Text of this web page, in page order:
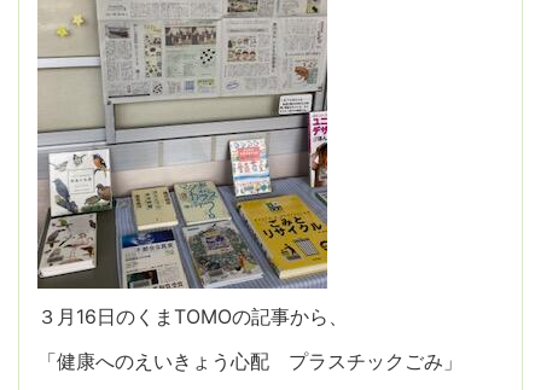
３月16日のくまTOMOの記事から、
「健康へのえいきょう心配 プラスチックごみ」